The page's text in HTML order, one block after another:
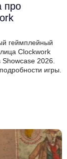
про
геймплейный
Clockwork
2026.
игры.